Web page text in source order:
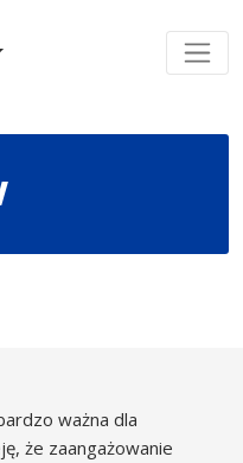
ważna dla
że zaangażowanie